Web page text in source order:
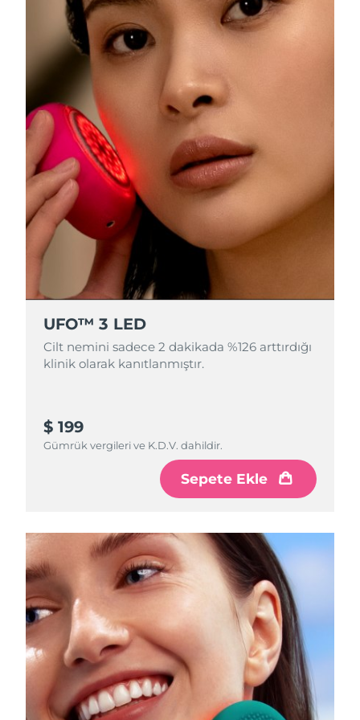
UFO™ 3 LED
Cilt nemini sadece 2 dakikada %126 arttırdığı
klinik olarak kanıtlanmıştır.
$ 199
Gümrük vergileri ve K.D.V. dahildir.
Sepete Ekle
Çin Makao ÖİB Tahmini teslim tarihi
Malezya Tahmini teslim tarihi
Malta Tahmini teslim tarihi
Meksika Tahmini teslim tarihi
Monako Tahmini teslim tarihi ১৩/৮/২৬
Hollanda Tahmini teslim tarihi
Yeni Zelanda
Norveç Tahmini teslim tarihi১২/৮/২৬
Umman
Portekiz Tahmini teslim tarihi
Tahmini teslim tarihi ১৪/৮/২৬
Reunion Tahmini teslim tarihi
Romanya Tahmini teslim tarihi
Rusya Tahmini teslim tarihi২০/৮/২৬
Suudi Arabistan Tahmini teslim tarihi১৩/৮/২৬
Singapur Tahmini teslim tarihi১৪/৮/২৬